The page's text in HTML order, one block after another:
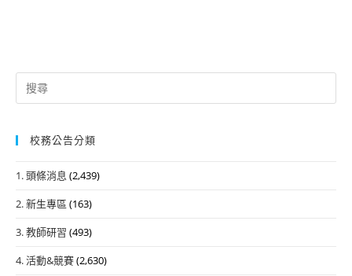
Search
for:
校務公告分類
1. 頭條消息 (2,439)
2. 新生專區 (163)
3. 教師研習 (493)
4. 活動&競賽(2,630)